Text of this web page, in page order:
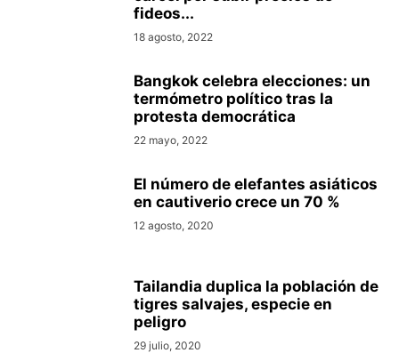
fideos...
18 agosto, 2022
Bangkok celebra elecciones: un
termómetro político tras la
protesta democrática
22 mayo, 2022
El número de elefantes asiáticos
en cautiverio crece un 70 %
12 agosto, 2020
Tailandia duplica la población de
tigres salvajes, especie en
peligro
29 julio, 2020